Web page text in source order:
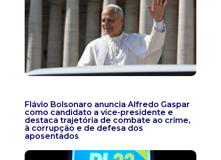
Flávio Bolsonaro anuncia Alfredo Gaspar
como candidato a vice-presidente e
destaca trajetória de combate ao crime,
à corrupção e de defesa dos
aposentados